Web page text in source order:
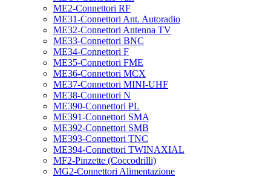
ME2-Connettori RF
ME31-Connettori Ant. Autoradio
ME32-Connettori Antenna TV
ME33-Connettori BNC
ME34-Connettori F
ME35-Connettori FME
ME36-Connettori MCX
ME37-Connettori MINI-UHF
ME38-Connettori N
ME390-Connettori PL
ME391-Connettori SMA
ME392-Connettori SMB
ME393-Connettori TNC
ME394-Connettori TWINAXIAL
MF2-Pinzette (Coccodrilli)
MG2-Connettori Alimentazione